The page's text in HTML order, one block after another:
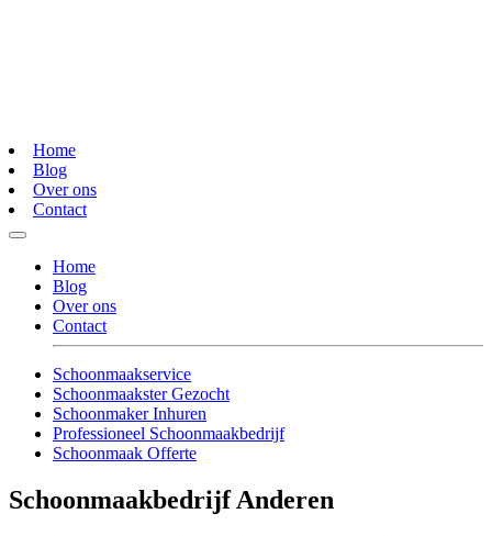
Home
Blog
Over ons
Contact
Home
Blog
Over ons
Contact
Schoonmaakservice
Schoonmaakster Gezocht
Schoonmaker Inhuren
Professioneel Schoonmaakbedrijf
Schoonmaak Offerte
Schoonmaakbedrijf Anderen